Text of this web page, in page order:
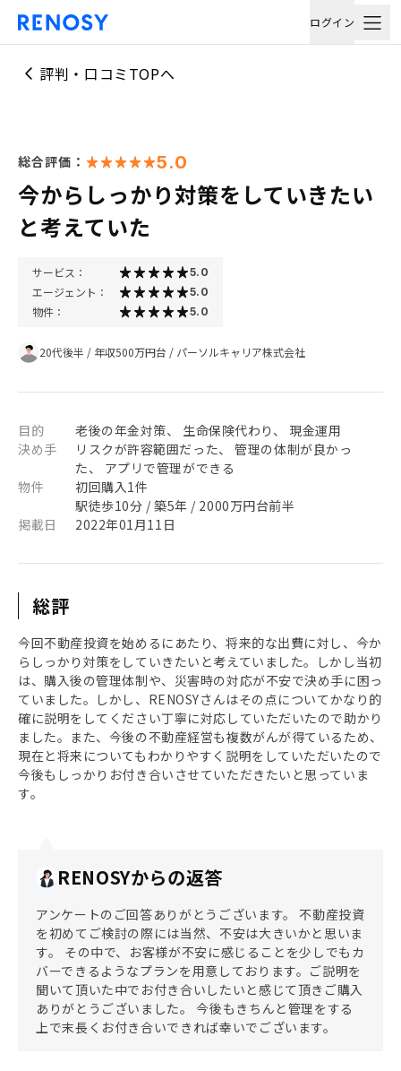
ログイン
評判・口コミTOPへ
総合評価： 5.0
今からしっかり対策をしていきたい
と考えていた
サービス： 5.0
エージェント： 5.0
物件： 5.0
20代後半 / 年収500万円台 / パーソルキャリア株式会社
目的
老後の年金対策、 生命保険代わり、 現金運用
決め手
リスクが許容範囲だった、 管理の体制が良かっ
た、 アプリで管理ができる
物件
初回購入1件
駅徒歩10分 / 築5年 / 2000万円台前半
掲載日
2022年01月11日
総評
今回不動産投資を始めるにあたり、将来的な出費に対し、今か
らしっかり対策をしていきたいと考えていました。しかし当初
は、購入後の管理体制や、災害時の対応が不安で決め手に困っ
ていました。しかし、RENOSYさんはその点についてかなり的
確に説明をしてください丁寧に対応していただいたので助かり
ました。また、今後の不動産経営も複数がんが得ているため、
現在と将来についてもわかりやすく説明をしていただいたので
今後もしっかりお付き合いさせていただきたいと思っていま
す。
RENOSYからの返答
アンケートのご回答ありがとうございます。 不動産投資
を初めてご検討の際には当然、不安は大きいかと思いま
す。 その中で、お客様が不安に感じることを少しでもカ
バーできるようなプランを用意しております。ご説明を
聞いて頂いた中でお付き合いしたいと感じて頂きご購入
ありがとうございました。 今後もきちんと管理をする
上で末長くお付き合いできれば幸いでございます。